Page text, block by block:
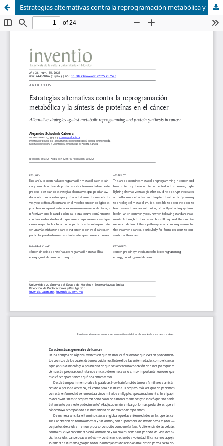
Estrategias alternativas contra la reprogramación metabólica y la síntesis de proteínas en el cáncer